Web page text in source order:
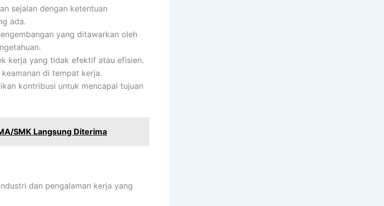
sejalan dengan ketentuan
ada.
yang ditawarkan oleh
kerja yang tidak efektif atau efisien.
di tempat kerja.
kontribusi untuk mencapai tujuan
SMK Langsung Diterima
dan pengalaman kerja yang